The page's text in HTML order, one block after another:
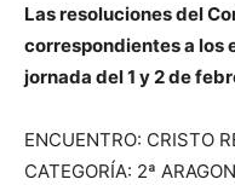
Las resoluciones del
correspondientes a los
jornada del 1 y 2 de
ENCUENTRO: CRISTO
CATEGORÍA: 2ª